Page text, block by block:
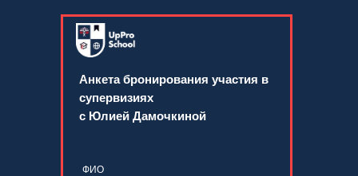
ФИО
Анкета бронирования участия в
супервизиях
с Юлией Дамочкиной